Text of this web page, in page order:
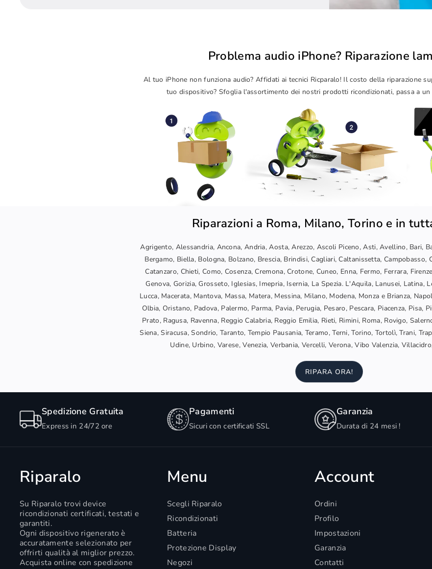
Problema audio iPhone? Riparazione
Al tuo iPhone non funziona audio? Affidati ai tecnici Ricparalo! Il costo della riparazione
tuo dispositivo? Sfoglia l'assortimento dei nostri prodotti ricondizionati, passa a
Riparazioni a Roma, Milano, Torino e in
Agrigento, Alessandria, Ancona, Andria, Aosta, Arezzo, Ascoli Piceno, Asti, Avellino, Bari,
Bergamo, Biella, Bologna, Bolzano, Brescia, Brindisi, Cagliari, Caltanissetta, Campobasso,
Catanzaro, Chieti, Como, Cosenza, Cremona, Crotone, Cuneo, Enna, Fermo, Ferrara,
Genova, Gorizia, Grosseto, Iglesias, Imepria, Isernia, La Spezia. L'Aquila, Lanusei, Latina,
Lucca, Macerata, Mantova, Massa, Matera, Messina, Milano, Modena, Monza e Brianza,
Olbia, Oristano, Padova, Palermo, Parma, Pavia, Perugia, Pesaro, Pescara, Piacenza, Pisa,
Prato, Ragusa, Ravenna, Reggio Calabria, Reggio Emilia, Rieti, Rimini, Roma, Rovigo,
Siena, Siracusa, Sondrio, Taranto, Tempio Pausania, Teramo, Terni, Torino, Tortolì, Trani,
Udine, Urbino, Varese, Venezia, Verbania, Vercelli, Verona, Vibo Valenzia,
RIPARA ORA!
Spedizione Gratuita
Express in 24/72 ore
Pagamenti
Sicuri con certificati SSL
Garanzia
Durata di 24 mesi !
Riparalo
Su Riparalo trovi device
ricondizionati certificati, testati e
garantiti.
Ogni dispositivo rigenerato è
accuratamente selezionato per
offrirti qualità al miglior prezzo.
Acquista online con spedizione
Menu
Scegli Riparalo
Ricondizionati
Batteria
Protezione Display
Negozi
Account
Ordini
Profilo
Impostazioni
Garanzia
Contatti